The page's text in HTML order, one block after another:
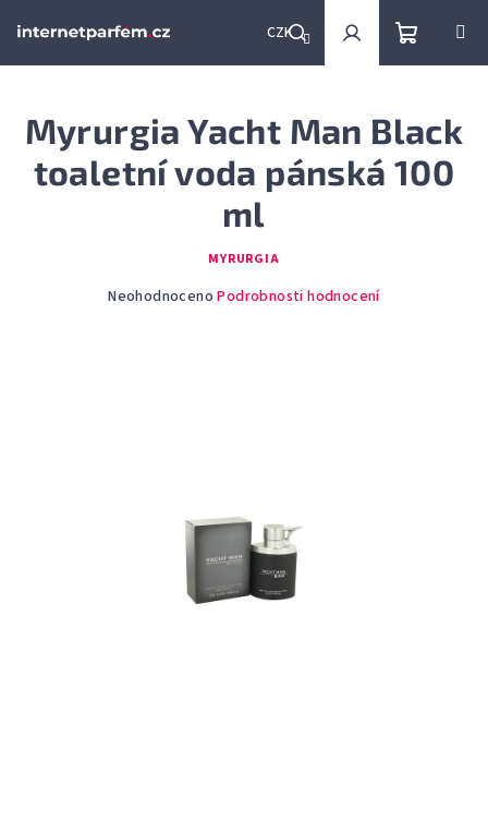
CZK
Hledat PřihlášeníNákupní
košík
Myrurgia Yacht Man Black
toaletní voda pánská 100
ml
MYRURGIA
Průměrné
Neohodnoceno Podrobnosti hodnocení